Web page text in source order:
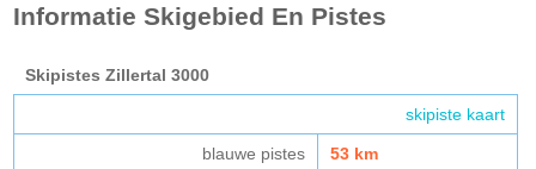
Informatie Skigebied En Pistes
Skipistes Zillertal 3000
skipiste kaart
blauwe pistes 53 km